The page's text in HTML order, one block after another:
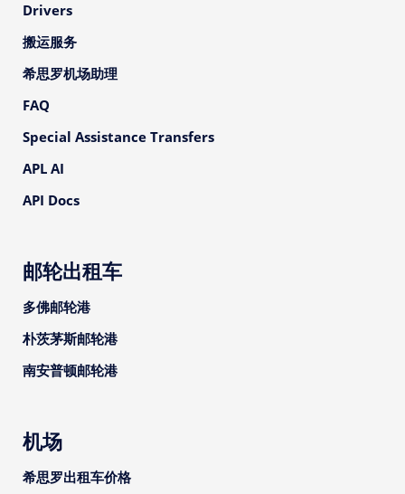
Drivers
搬运服务
希思罗机场助理
FAQ
Special Assistance Transfers
APL AI
API Docs
邮轮出租车
多佛邮轮港
朴茨茅斯邮轮港
南安普顿邮轮港
机场
希思罗出租车价格